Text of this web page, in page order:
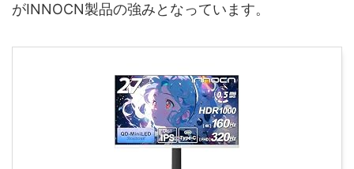
がINNOCN製品の強みとなっています。